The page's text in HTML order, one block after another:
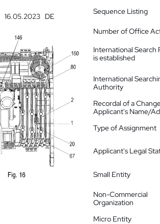
16.05.2023 DE
Sequence Listing
Number of Office
International Search
is established
International
Authority
Recordal of a
Applicant's Name/
Type of Assignment
Applicant's Legal
Small Entity
Non-Commercial
Organization
Micro Entity